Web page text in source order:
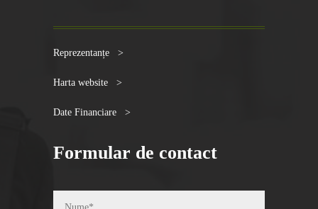
Reprezentanțe >
Harta website >
Date Financiare >
Formular de contact